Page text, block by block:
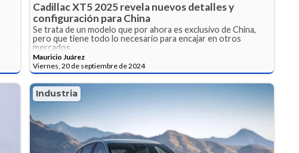
Cadillac XT5 2025 revela nuevos detalles y
configuración para China
Se trata de un modelo que por ahora es exclusivo de China,
pero que tiene todo lo necesario para encajar en otros
mercados.
Mauricio Juárez
Viernes, 20 de septiembre de 2024
Industria